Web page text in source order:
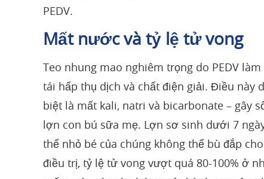
PEDV.
Mất nước và tỷ lệ tử vong
Teo nhung mao nghiêm trọng do PEDV
tái hấp thụ dịch và chất điện giải. Điều này
biệt là mất kali, natri và bicarbonate – gây
lợn con bú sữa mẹ. Lợn sơ sinh dưới 7
thể nhỏ bé của chúng không thể bù đắp
điều trị, tỷ lệ tử vong vượt quá 80-100% ở